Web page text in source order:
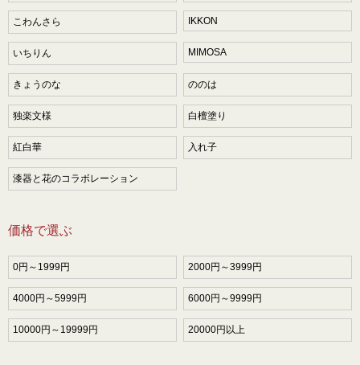
こわんさら IKKON
いちりん MIMOSA
きょうのな ののは
独楽文様 白檀塗り
紅白華 入れ子
漆器と花のコラボレーション
価格で選ぶ
0円～1999円 2000円～3999円
4000円～5999円 6000円～9999円
10000円～19999円 20000円以上